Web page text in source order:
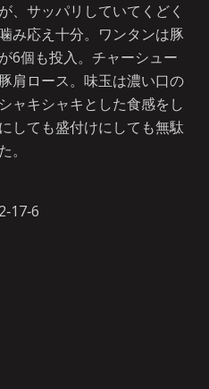
、サッパリしていてくどく
み応え十分。ワンタンは豚
6個も投入。チャーシュー
肩ロース。味玉は濃い口の
ャキシャキとした食感をし
しても盛付けにしても無駄
。